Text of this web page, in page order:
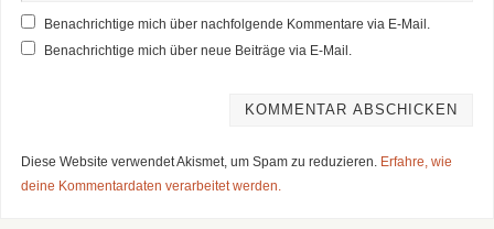
Benachrichtige mich über nachfolgende Kommentare via E-Mail.
Benachrichtige mich über neue Beiträge via E-Mail.
Diese Website verwendet Akismet, um Spam zu reduzieren.
Erfahre, wie
deine Kommentardaten verarbeitet werden.